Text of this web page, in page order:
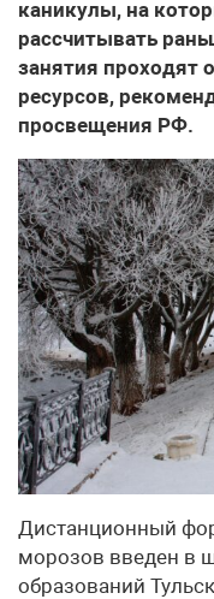
каникулы, на
рассчитывать
занятия проходят
ресурсов,
просвещения РФ.
Дистанционный
морозов введен в
образований